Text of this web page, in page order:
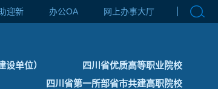
迎新 办公OA 网上办事大厅
单位）
四川省优质高等职业院校
四川省第一所部省市共建高职院校